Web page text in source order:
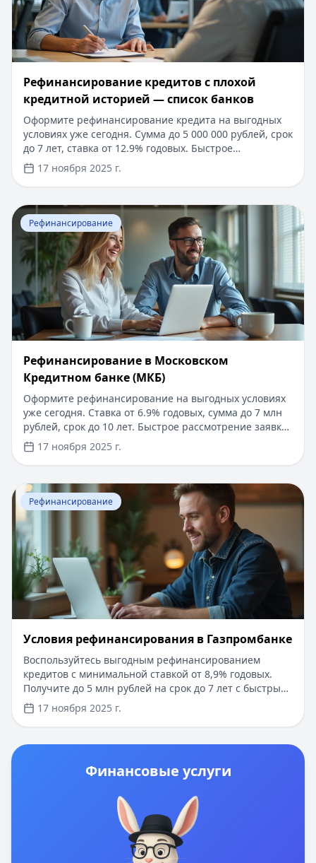
Рефинансирование кредитов с плохой
кредитной историей — список банков
Оформите рефинансирование кредита на выгодных
условиях уже сегодня. Сумма до 5 000 000 рублей, срок
до 7 лет, ставка от 12.9% годовых. Быстрое
рассмотрение заявки за 1-2 дня, минимальный пакет
документов. Одобрение даже при наличии
действующих кредитов. Досрочное погашение без
комиссий.
17 ноября 2025 г.
Перейти к статье:Рефинансирование в Московском
Рефинансирование
Рефинансирование в Московском
Кредитном банке (МКБ)
Оформите рефинансирование на выгодных условиях
уже сегодня. Ставка от 6.9% годовых, сумма до 7 млн
рублей, срок до 10 лет. Быстрое рассмотрение заявки
за 1-3 дня, минимальный пакет документов.
Возможность объединить до 5 кредитов в один.
Удобный график платежей и отсутствие скрытых
комиссий. Специальные условия для зарплатных
клиентов.
17 ноября 2025 г.
Перейти к статье:Условия рефинансирования в
Рефинансирование
Условия рефинансирования в Газпромбанке
Воспользуйтесь выгодным рефинансированием
кредитов с минимальной ставкой от 8,9% годовых.
Получите до 5 млн рублей на срок до 7 лет с быстрым
онлайн-оформлением. Одобрение заявки за 1-2
рабочих дня без справок о доходах. Объедините все
кредиты в один с уменьшением ежемесячного
платежа и общей переплаты. Специальные условия
17 ноября 2025 г.
Финансовые услуги